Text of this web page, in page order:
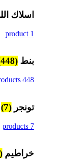
اسلاك
1 product
بنط (448)
448 products
تونجر (7)
7 products
خراطيم (11)